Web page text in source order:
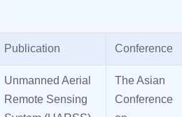
Publication Conference
Unmanned Aerial
Remote Sensing
The Asian
Conference